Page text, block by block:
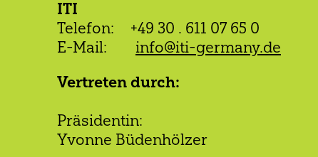
ITI
Telefon: +49 30 . 611 07 65 0
E-Mail: info@iti-germany.de
Vertreten durch:
Präsidentin:
Yvonne Büdenhölzer